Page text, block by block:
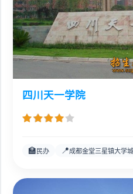
四川天一学院
🏫 民办 📍成都金堂三星镇大学